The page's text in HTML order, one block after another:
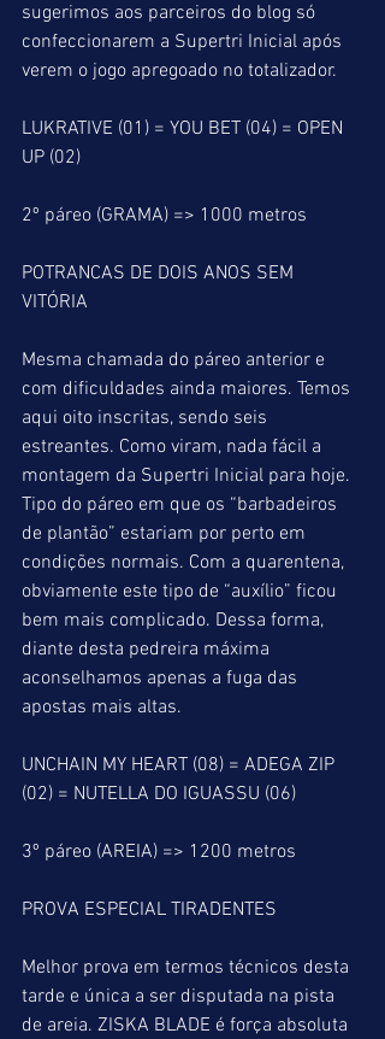
sugerimos aos parceiros do blog só
confeccionarem a Supertri Inicial após
verem o jogo apregoado no totalizador.
LUKRATIVE (01) = YOU BET (04) = OPEN
UP (02)
2º páreo (GRAMA) => 1000 metros
POTRANCAS DE DOIS ANOS SEM
VITÓRIA
Mesma chamada do páreo anterior e
com dificuldades ainda maiores. Temos
aqui oito inscritas, sendo seis
estreantes. Como viram, nada fácil a
montagem da Supertri Inicial para hoje.
Tipo do páreo em que os “barbadeiros
de plantão” estariam por perto em
condições normais. Com a quarentena,
obviamente este tipo de “auxílio” ficou
bem mais complicado. Dessa forma,
diante desta pedreira máxima
aconselhamos apenas a fuga das
apostas mais altas.
UNCHAIN MY HEART (08) = ADEGA ZIP
(02) = NUTELLA DO IGUASSU (06)
3º páreo (AREIA) => 1200 metros
PROVA ESPECIAL TIRADENTES
Melhor prova em termos técnicos desta
tarde e única a ser disputada na pista
de areia. ZISKA BLADE é força absoluta